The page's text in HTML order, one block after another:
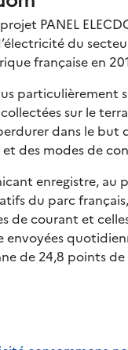
PANEL
du
française en
particulièrement
sur le
dans le but
des modes de
enregistre, au
du parc
de courant et
envoyées
de 24,8 points de